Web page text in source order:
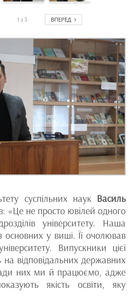
1 з 3 ВПЕРЕД
суспільних наук Василь
«Це не просто ювілей одного
університету. Наша
у виші. Її очолював
Випускники цієї
відповідальних державних
них ми й працюємо, адже
якість освіти, яку